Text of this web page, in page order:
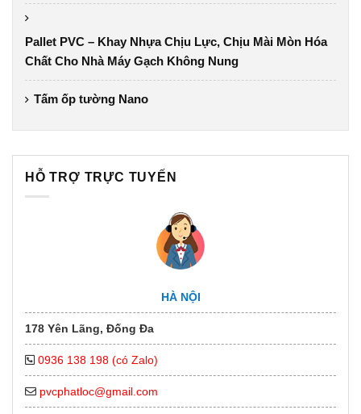
Pallet PVC – Khay Nhựa Chịu Lực, Chịu Mài Mòn Hóa
Chất Cho Nhà Máy Gạch Không Nung
Tấm ốp tường Nano
HỖ TRỢ TRỰC TUYẾN
HÀ NỘI
178 Yên Lãng, Đống Đa
0936 138 198 (có Zalo)
pvcphatloc@gmail.com